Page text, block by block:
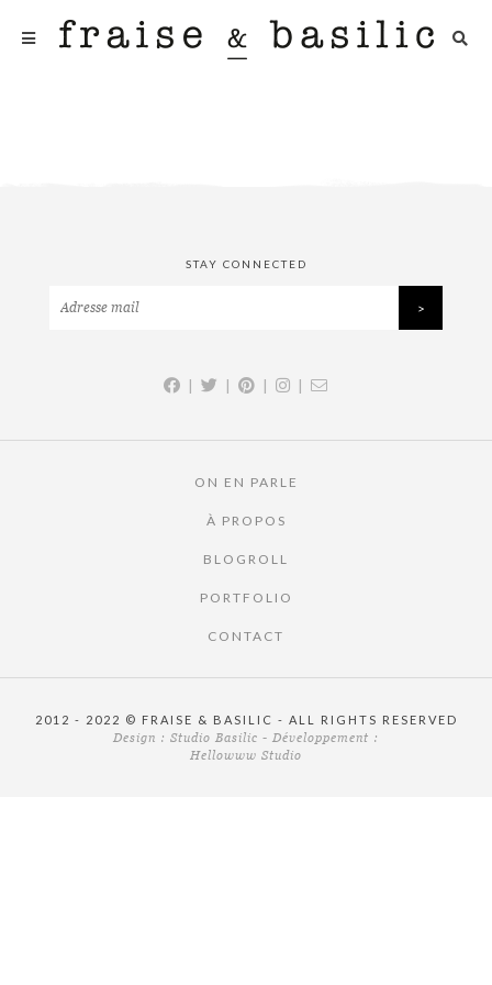
STAY CONNECTED
| | | |
ON EN PARLE
À PROPOS
BLOGROLL
PORTFOLIO
CONTACT
2012 - 2022 © FRAISE & BASILIC - ALL RIGHTS RESERVED
Design : Studio Basilic - Développement :
Hellowww Studio